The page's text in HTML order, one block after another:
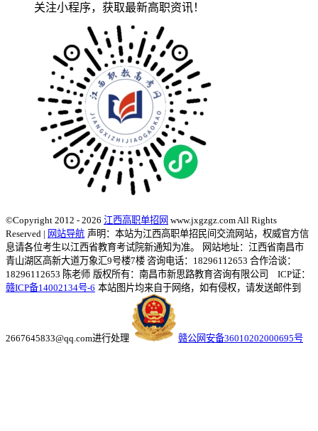
关注小程序，获取最新高职资讯！
©Copyright 2012 - 2026 江西高职单招网 www.jxgzgz.com All Rights
Reserved | 网站导航 声明：本站为江西高职单招民间交流网站，权威官方信
息请各位考生以江西省教育考试院新通知为准。
网站地址：江西省南昌市
青山湖区高新大道万象汇9号楼7楼 咨询电话：18296112653 合作洽谈：
18296112653 陈老师 版权所有：南昌市新思路教育咨询有限公司 ICP证：
赣ICP备14002134号-6 本站图片均来自于网络，如有侵权，请发送邮件到
2667645833@qq.com进行处理 赣公网安备36010202000695号